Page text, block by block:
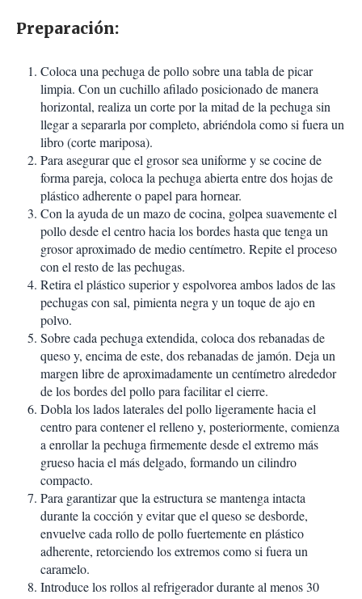
Preparación:
Coloca una pechuga de pollo sobre una tabla de picar
limpia. Con un cuchillo afilado posicionado de manera
horizontal, realiza un corte por la mitad de la pechuga sin
llegar a separarla por completo, abriéndola como si fuera un
libro (corte mariposa).
Para asegurar que el grosor sea uniforme y se cocine de
forma pareja, coloca la pechuga abierta entre dos hojas de
plástico adherente o papel para hornear.
Con la ayuda de un mazo de cocina, golpea suavemente el
pollo desde el centro hacia los bordes hasta que tenga un
grosor aproximado de medio centímetro. Repite el proceso
con el resto de las pechugas.
Retira el plástico superior y espolvorea ambos lados de las
pechugas con sal, pimienta negra y un toque de ajo en
polvo.
Sobre cada pechuga extendida, coloca dos rebanadas de
queso y, encima de este, dos rebanadas de jamón. Deja un
margen libre de aproximadamente un centímetro alrededor
de los bordes del pollo para facilitar el cierre.
Dobla los lados laterales del pollo ligeramente hacia el
centro para contener el relleno y, posteriormente, comienza
a enrollar la pechuga firmemente desde el extremo más
grueso hacia el más delgado, formando un cilindro
compacto.
Para garantizar que la estructura se mantenga intacta
durante la cocción y evitar que el queso se desborde,
envuelve cada rollo de pollo fuertemente en plástico
adherente, retorciendo los extremos como si fuera un
caramelo.
Introduce los rollos al refrigerador durante al menos 30